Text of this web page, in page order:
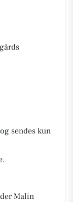
sendes kun
Malin